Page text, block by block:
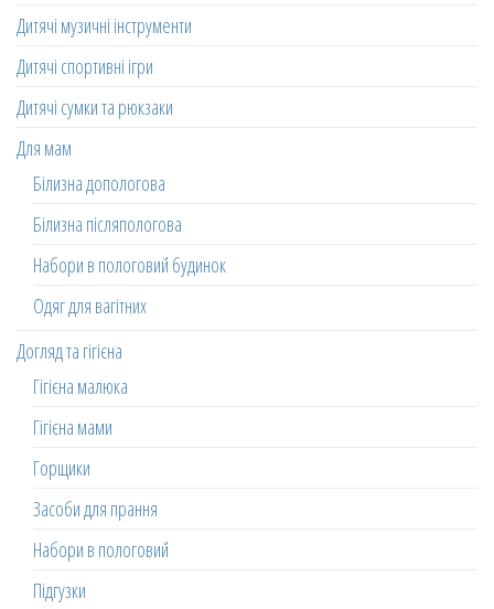
Дитячі музичні інструменти
Дитячі спортивні ігри
Дитячі сумки та рюкзаки
Для мам
Білизна допологова
Білизна післяпологова
Набори в пологовий будинок
Одяг для вагітних
Догляд та гігієна
Гігієна малюка
Гігієна мами
Горщики
Засоби для прання
Набори в пологовий
Підгузки